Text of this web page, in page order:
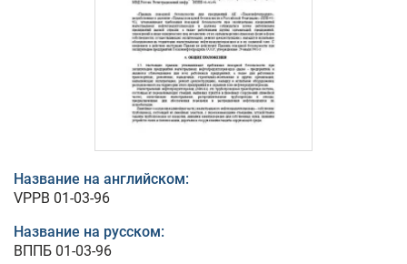
Название на английском:
VPPB 01-03-96
Название на русском:
ВППБ 01-03-96